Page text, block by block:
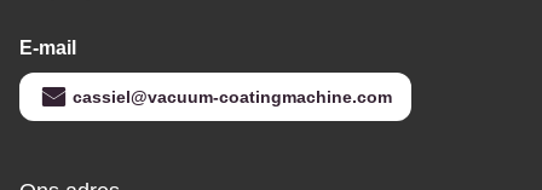
E-mail
cassiel@vacuum-coatingmachine.com